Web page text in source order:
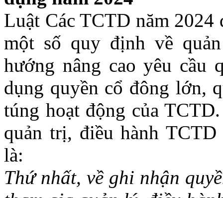
Luật Các TCTD năm 2024
một số quy định về
hướng nâng cao yêu cầu
dụng quyền cổ đông lớn,
túng hoạt động của
quản trị, điều hành
là:
Thứ nhất, về ghi nhận